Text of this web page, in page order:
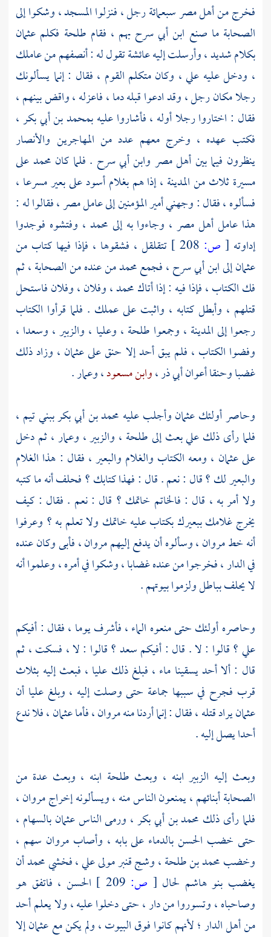
فخرج منأهلمصرسبعمائة رجل ، فنزلوا المسجد ، وشكوا إلى
الصحابة ما صنع ابن أبي سرحبهم ، فقام طلحة فكلم عثمان
بكلام شديد ، وأرسلت إليهعائشةتقول له : أنصفهم من عاملك
، ودخل عليه علي، وكان متكلم القوم ، فقال : إنما يسألونك
رجلا مكان رجل ، وقد ادعوا قبله دما ، فاعزله ، واقض بينهم ،
فقال : اختاروا رجلا أوله ، فأشاروا عليهبمحمد بن أبي بكر،
فكتب عهده ، وخرج معهم عدد من المهاجرين والأنصار
ينظرون فيما بينأهلمصر وابن أبي سرح . فلما كان محمد على
مسيرة ثلاث منالمدينة ، إذا هم بغلام أسود على بعير مسرعا ،
فسألوه ، فقال : وجهني أمير المؤمنين إلى عاملمصر، فقالوا له :
هذا عاملأهلمصر ، وجاءوا به إلى محمد ، وفتشوه فوجدوا
إداوته [ ص:
تتقلقل ، فشقوها ، فإذا فيها كتاب من
عثمانإلىابن أبي سرح، فجمعمحمدمن عنده من الصحابة ، ثم
فك الكتاب ، فإذا فيه : إذا أتاكمحمد، وفلان ، وفلان فاستحل
قتلهم ، وأبطل كتابه ، واثبت على عملك . فلما قرأوا الكتاب
رجعوا إلىالمدينة ، وجمعوا طلحة ، وعليا ، والزبير، وسعدا ،
وفضوا الكتاب ، فلم يبق أحد إلا حنق علىعثمان ، وزاد ذلك
غضبا وحنقا أعوانأبي ذر،وابن مسعود،وعمار.
وحاصر أولئكعثمانوأجلب عليه محمد بن أبي بكرببني تيم ،
فلما رأى ذلكعليبعث إلىطلحة ، والزبير، وعمار ،ثم دخل
علىعثمان ، ومعه الكتاب والغلام والبعير ، فقال : هذا الغلام
والبعير لك ؟ قال : نعم . قال : فهذا كتابك ؟ فحلف أنه ما كتبه
ولا أمر به ، قال : فالخاتم خاتمك ؟ قال : نعم . فقال : كيف
يخرج غلامك ببعيرك بكتاب عليه خاتمك ولا تعلم به ؟ وعرفوا
أنه خطمروان، وسألوه أن يدفع إليهممروان، فأبى وكان عنده
في الدار ، فخرجوا من عنده غضابا ، وشكوا في أمره ، وعلموا أنه
لا يحلف بباطل ولزموا بيوتهم .
وحاصره أولئك حتى منعوه الماء ، فأشرف يوما ، فقال : أفيكم
علي؟ قالوا : لا . قال : أفيكمسعد؟ قالوا : لا ، فسكت ، ثم
قال : ألا أحد يسقينا ماء ، فبلغ ذلك عليا ، فبعث إليه بثلاث
قرب فجرح في سببها جماعة حتى وصلت إليه ، وبلغعليا أن
عثمانيراد قتله ، فقال : إنما أردنا منهمروان، فأماعثمان، فلا ندع
أحدا يصل إليه .
وبعث إليه الزبير ابنه ، وبعث طلحة ابنه ، وبعث عدة من
الصحابة أبنائهم ، يمنعون الناس منه ، ويسألونه إخراجمروان،
فلما رأى ذلك محمد بن أبي بكر، ورمى الناسعثمانبالسهام ،
حتى خضب الحسنبالدماء على بابه ، وأصابمروان سهم ،
وخضبمحمد بن طلحة، وشجقنبر مولى علي، فخشيمحمدأن
يغضب بنو هاشم لحال [ ص: الحسن ، فاتفق هو
وصاحباه ، وتسوروا من دار ، حتى دخلوا عليه ، ولا يعلم أحد
من أهل الدار ؛ لأنهم كانوا فوق البيوت ، ولم يكن مععثمانإلا